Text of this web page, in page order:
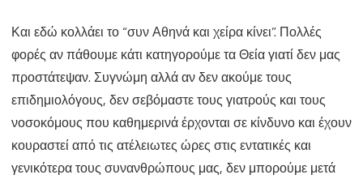
Και εδώ κολλάει το “συν Αθηνά και χείρα κίνει”. Πολλές
φορές αν πάθουμε κάτι κατηγορούμε τα Θεία γιατί δεν μας
προστάτεψαν. Συγνώμη αλλά αν δεν ακούμε τους
επιδημιολόγους, δεν σεβόμαστε τους γιατρούς και τους
νοσοκόμους που καθημερινά έρχονται σε κίνδυνο και έχουν
κουραστεί από τις ατέλειωτες ώρες στις εντατικές και
γενικότερα τους συνανθρώπους μας, δεν μπορούμε μετά